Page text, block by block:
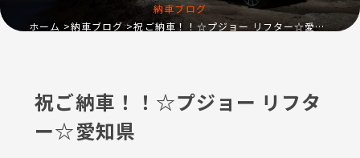
納車ブログ
ホーム 納車ブログ 祝ご納車！！☆プジョー リフター☆愛知県
祝ご納車！！☆プジョー リフタ
ー☆愛知県